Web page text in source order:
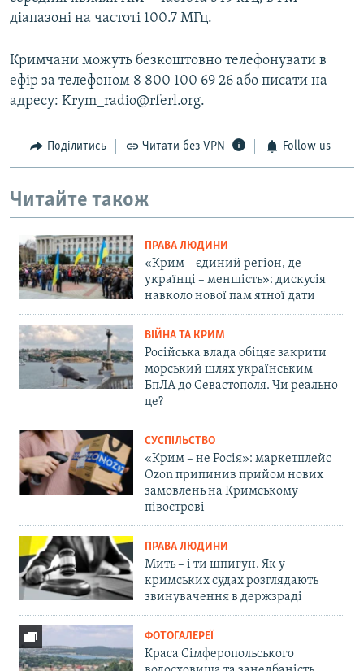
діапазоні на частоті 100.7 МГц.
Кримчани можуть безкоштовно телефонувати в
ефір за телефоном 8 800 100 69 26 або писати на
адресу: Krym_radio@rferl.org.
Поділитись Читати без VPN Follow us
Читайте також
ПРАВА ЛЮДИНИ
«Крим – єдиний регіон, де
українці – меншість»: дискусія
навколо нової пам'ятної дати
ВІЙНА ТА КРИМ
Російська влада обіцяє закрити
морський шлях українським
БпЛА до Севастополя. Чи реально
це?
СУСПІЛЬСТВО
«Крим – не Росія»: маркетплейс
Ozon припинив прийом нових
замовлень на Кримському
півострові
ПРАВА ЛЮДИНИ
Мить – і ти шпигун. Як у
кримських судах розглядають
звинувачення в держзраді
ФОТОГАЛЕРЕЇ
Краса Сімферопольського